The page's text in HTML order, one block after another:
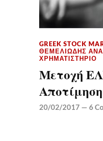
GREEK STOCK
ΘΕΜΕΛΙΏΔΗΣ
ΧΡΗΜΑΤΙΣΤΉΡΙΟ
Μετοχή
20/02/2017— 6